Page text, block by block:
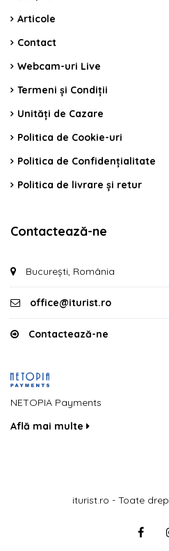
Articole
Contact
Webcam-uri Live
Termeni și Condiții
Unități de Cazare
Politica de Cookie-uri
Politica de Confidențialitate
Politica de livrare și retur
Contactează-ne
București, România
office@iturist.ro
Contactează-ne
NETOPIA Payments
Află mai multe
iturist.ro - Toate